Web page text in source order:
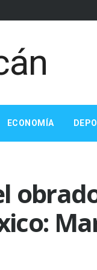
ECONOMÍA